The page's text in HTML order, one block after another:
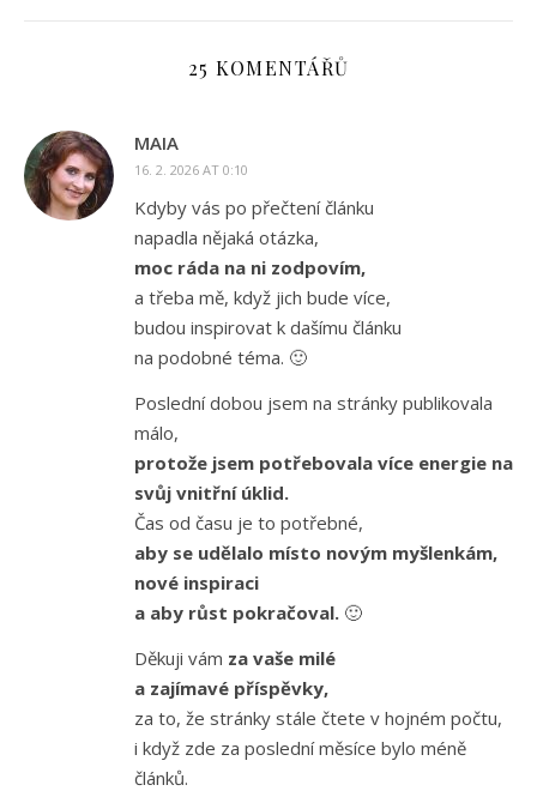
25 KOMENTÁŘŮ
MAIA
16. 2. 2026 AT 0:10
Kdyby vás po přečtení článku
napadla nějaká otázka,
moc ráda na ni zodpovím,
a třeba mě, když jich bude více,
budou inspirovat k dašímu článku
na podobné téma. 🙂
Poslední dobou jsem na stránky publikovala
málo,
protože jsem potřebovala více energie na
svůj vnitřní úklid.
Čas od času je to potřebné,
aby se udělalo místo novým myšlenkám,
nové inspiraci
a aby růst pokračoval. 🙂
Děkuji vám za vaše milé
a zajímavé příspěvky,
za to, že stránky stále čtete v hojném počtu,
i když zde za poslední měsíce bylo méně
článků.